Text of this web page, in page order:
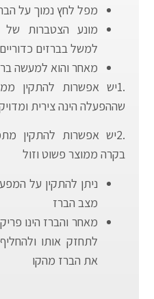
מפל לחץ נמוך על
מונע הצטברות של
למשל בברזים
מאחר והוא למעשה
.1יש אפשרות להתקין
שההפעלה הינה צירית
.2יש אפשרות להתקין
בקרה ממוצר פשוט וזול
ניתן להתקין על
מצב הברז
מאחר והברז הינו
לתחזק אותו
את הברז מהקו